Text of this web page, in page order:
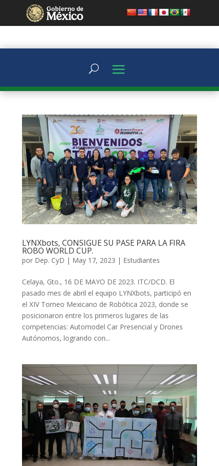
LYNXbots, CONSIGUE SU PASE PARA LA FIRA
ROBO WORLD CUP.
por Dep. CyD | May 17, 2023 | Estudiantes
Celaya, Gto., 16 DE MAYO DE 2023. ITC/DCD. El
pasado mes de abril el equipo LYNXbots, participó en
el XIV Torneo Mexicano de Robótica 2023, donde se
posicionaron entre los primeros lugares de las
competencias: Automodel Car Presencial y Drones
Autónomos, logrando con...